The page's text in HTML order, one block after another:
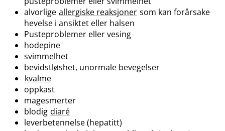
alvorlige allergiske reaksjoner som kan forårsake
hevelse i ansiktet eller halsen
Pusteproblemer eller vesing
hodepine
svimmelhet
bevidstløshet, unormale bevegelser
kvalme
oppkast
magesmerter
blodig diaré
leverbetennelse (hepatitt)